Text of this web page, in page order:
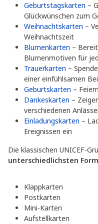
Geburtstagskarten –
Glückwünschen zum
Weihnachtskarten –
Weihnachtszeit
Blumenkarten –
Blumenmotiven für
Trauerkarten –
einer einfühlsamen
Geburtskarten –
Dankeskarten –
verschiedenen
Einladungskarten –
Ereignissen ein
Die klassischen UNICEF-
unterschiedlichsten
Klappkarten
Postkarten
Mini-Karten
Aufstellkarten